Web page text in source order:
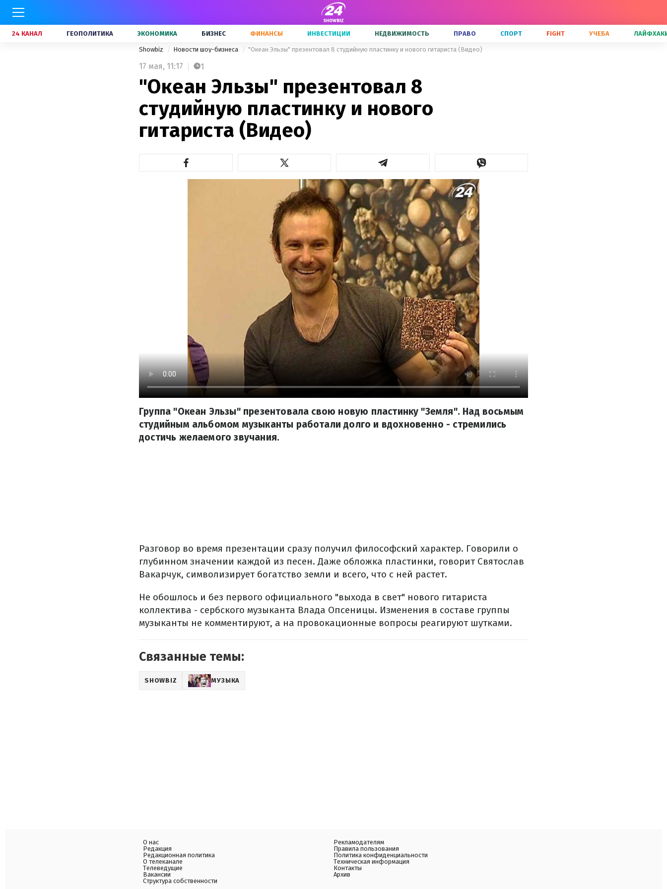
24 КАНАЛ ГЕОПОЛИТИКА ЭКОНОМИКА БИЗНЕС ФИНАНСЫ ИНВЕСТИЦИИ НЕДВИЖИМОСТЬ ПРАВО СПОРТ FIGHT УЧЕБА
Showbiz Новости шоу-бизнеса "Океан Эльзы" презентовал 8 студийную пластинку и нового гитариста (Видео)
17 мая, 11:17 1
"Океан Эльзы" презентовал 8
студийную пластинку и нового
гитариста (Видео)
Группа "Океан Эльзы" презентовала свою новую пластинку "Земля". Над восьмым
студийным альбомом музыканты работали долго и вдохновенно - стремились
достичь желаемого звучания.
Разговор во время презентации сразу получил философский характер. Говорили о
глубинном значении каждой из песен. Даже обложка пластинки, говорит Святослав
Вакарчук, символизирует богатство земли и всего, что с ней растет.
Не обошлось и без первого официального "​​выхода в свет" нового гитариста
коллектива - сербского музыканта Влада Опсеницы. Изменения в составе группы
музыканты не комментируют, а на провокационные вопросы реагируют шутками.
Связанные темы:
SHOWBIZ МУЗЫКА
О нас
Редакция
Редакционная политика
О телеканале
Телеведущие
Вакансии
Структура собственности
Рекламодателям
Правила пользования
Политика конфиденциальности
Техническая информация
Контакты
Архив